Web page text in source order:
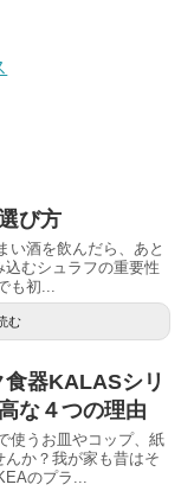
び方
い酒を飲んだら、あと
むシュラフの重要性
も初...
む
器KALASシリ
な４つの理由
使うお皿やコップ、紙
んか？我が家も昔はそ
のプラ...